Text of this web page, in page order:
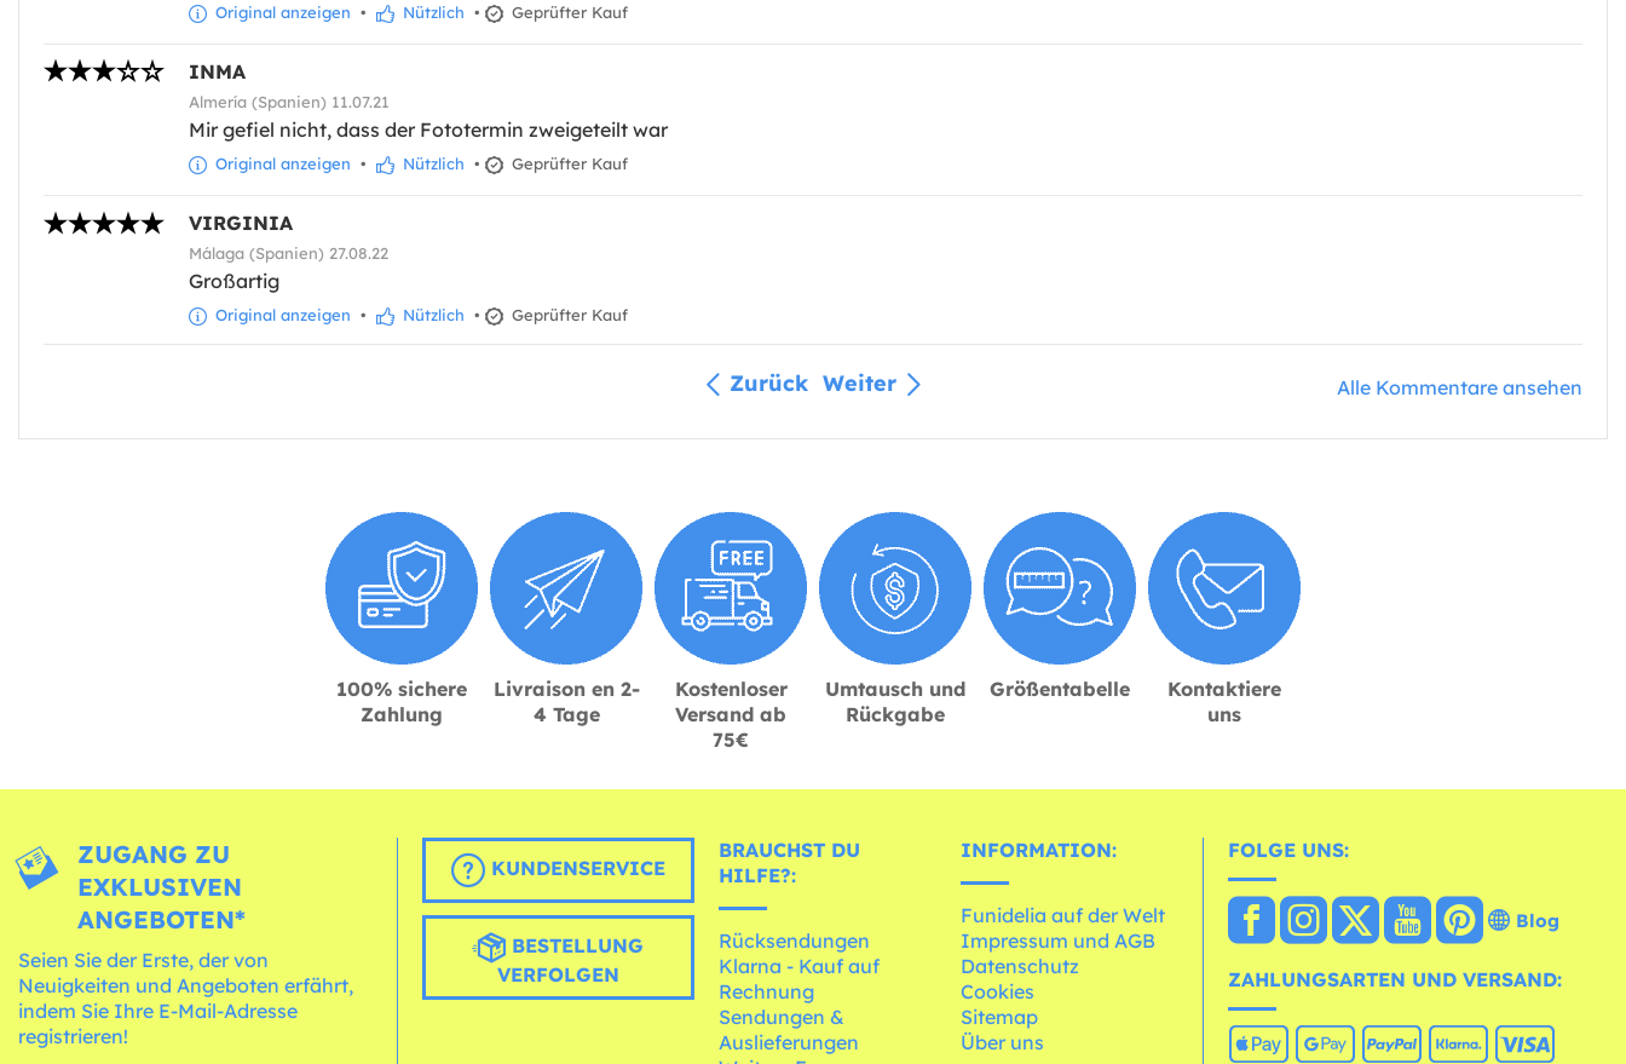
Original anzeigen • Nützlich • Geprüfter Kauf
INMA
Almería (Spanien) 11.07.21
Mir gefiel nicht, dass der Fototermin zweigeteilt war
Original anzeigen • Nützlich • Geprüfter Kauf
VIRGINIA
Málaga (Spanien) 27.08.22
Großartig
Original anzeigen • Nützlich • Geprüfter Kauf
Zurück Weiter Alle Kommentare ansehen
100% sichere
Zahlung
Livraison en 2-
4 Tage
Kostenloser
Versand ab
75€
Umtausch und
Rückgabe
Größentabelle
Kontaktiere
uns
ZUGANG ZU
EXKLUSIVEN
ANGEBOTEN*
Seien Sie der Erste, der von
Neuigkeiten und Angeboten erfährt,
indem Sie Ihre E-Mail-Adresse
registrieren!
KUNDENSERVICE
BESTELLUNG
VERFOLGEN
BRAUCHST DU
HILFE?:
Rücksendungen
Klarna - Kauf auf
Rechnung
Sendungen &
Auslieferungen
INFORMATION:
Funidelia auf der Welt
Impressum und AGB
Datenschutz
Cookies
Sitemap
Über uns
FOLGE UNS:
Blog
ZAHLUNGSARTEN UND VERSAND: